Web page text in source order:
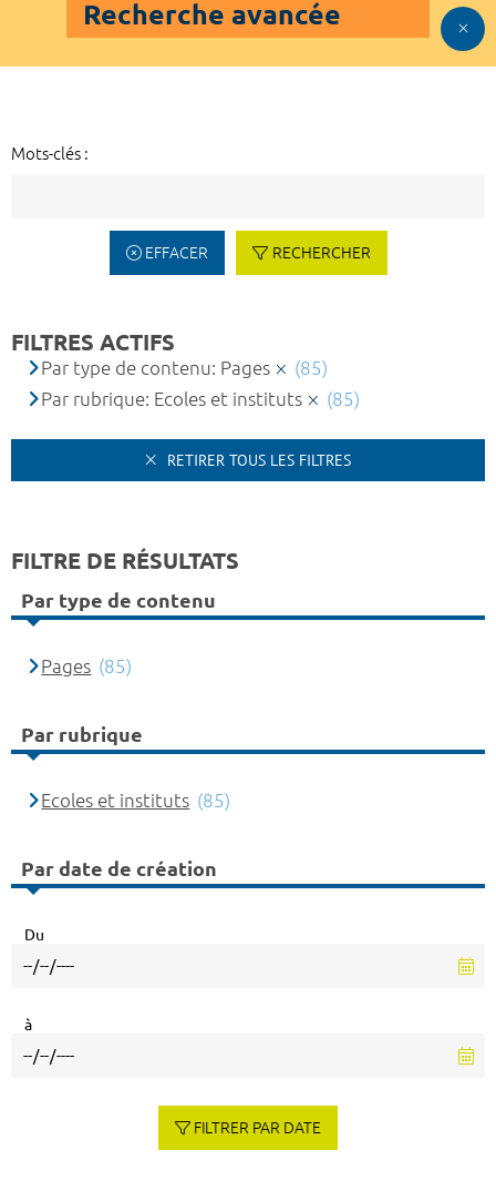
Recherche avancée
Mots-clés :
EFFACER RECHERCHER
FILTRES ACTIFS
Par type de contenu: Pages
(85)
Par rubrique: Ecoles et instituts
(85)
RETIRER TOUS LES FILTRES
FILTRE DE RÉSULTATS
Par type de contenu
Pages (85)
Par rubrique
Ecoles et instituts (85)
Par date de création
Du
à
FILTRER PAR DATE